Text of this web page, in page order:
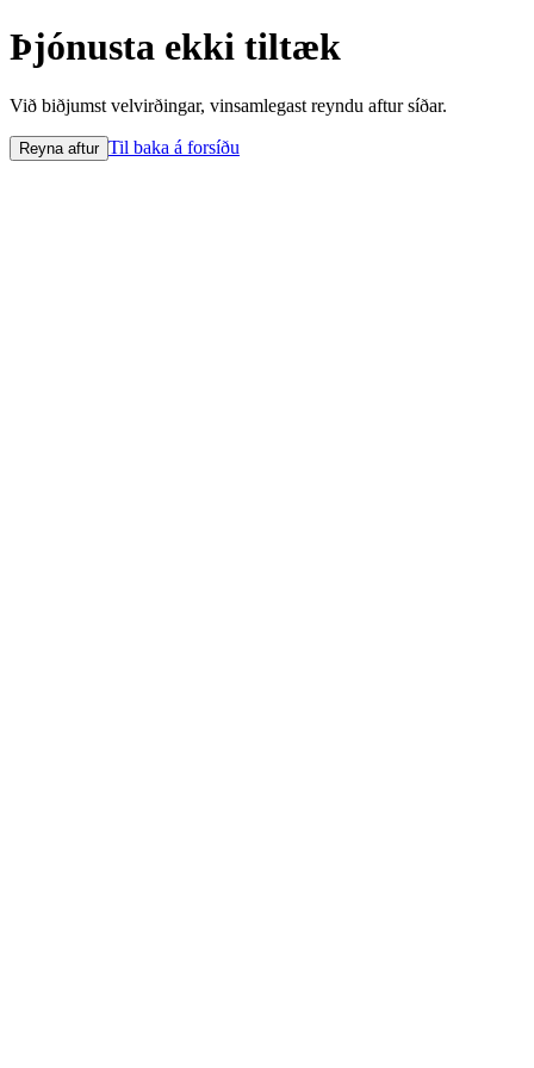
Þjónusta ekki tiltæk
Við biðjumst velvirðingar, vinsamlegast reyndu aftur síðar.
Reyna aftur Til baka á forsíðu